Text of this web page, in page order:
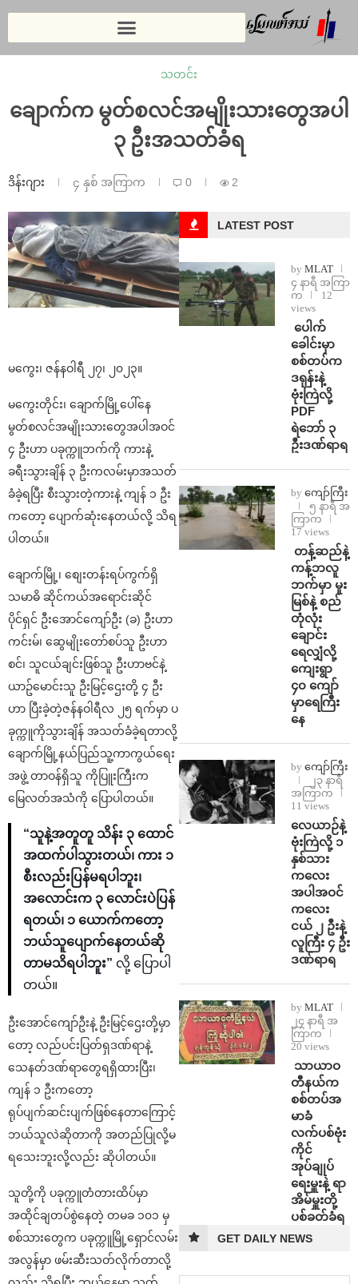
သတင်း
ချောက်က မွတ်စလင်အမျိုးသားတွေအပါ
၃ ဦးအသတ်ခံရ
ဒိန်းဂျား ၄ နှစ် အကြာက 0 2
မကွေး၊ ဇန်နဝါရီ ၂၇၊ ၂၀၂၃။
မကွေးတိုင်း၊ ချောက်မြို့ပေါ်နေ
မွတ်စလင်အမျိုးသားတွေအပါအဝင်
၄ ဦးဟာ ပခုက္ကူဘက်ကို ကားနဲ့
ခရီးသွားချိန် ၃ ဦးကလမ်းမှာအသတ်
ခံခဲ့ရပြီး စီးသွားတဲ့ကားနဲ့ ကျန် ၁ ဦး
ကတော့ ပျောက်ဆုံးနေတယ်လို့ သိရ
ပါတယ်။
ချောက်မြို့၊ စျေးတန်းရပ်ကွက်ရှိ
သမာဓိ ဆိုင်ကယ်အရောင်းဆိုင်
ပိုင်ရှင် ဦးအောင်ကျော်ဦး (ခ) ဦးဟာ
ကင်းမ်၊ ဆွေမျိုးတော်စပ်သူ ဦးဟာ
စင်၊ သူငယ်ချင်းဖြစ်သူ ဦးဟာဗင်နဲ့
ယာဥ်မောင်းသူ ဦးမြင့်ဌေးတို့ ၄ ဦး
ဟာ ပြီးခဲ့တဲ့ဇန်နဝါရီလ ၂၅ ရက်မှာ ပ
ခုက္ကူကိုသွားချိန် အသတ်ခံခဲ့ရတာလို့
ချောက်မြို့နယ်ပြည်သူ့ကာကွယ်‌ရေး
အဖွဲ့ တာဝန်ရှိသူ ကိုပြူးကြီးက
မြေလတ်အသံကို ပြောပါတယ်။
“သူနဲ့အတူတူ သိန်း ၃ ထောင်
အထက်ပါသွားတယ်၊ ကား ၁
စီးလည်းပြန်မရပါဘူး၊
အလောင်းက ၃ လောင်းပဲပြန်
ရတယ်၊ ၁ ယောက်ကတော့
ဘယ်သူပျောက်နေတယ်ဆို
တာမသိရပါဘူး” လို့ ပြောပါ
တယ်။
ဦးအောင်ကျော်ဦးနဲ့ ဦးမြင့်ဌေးတို့မှာ
တော့ လည်ပင်းပြတ်ရှဒဏ်ရာနဲ့
သေနတ်ဒဏ်ရာတွေရရှိထားပြီး၊
ကျန် ၁ ဦးကတော့
ရုပ်ပျက်ဆင်းပျက်ဖြစ်နေတာကြောင့်
ဘယ်သူလဲဆိုတာကို အတည်ပြုလို့မ
ရသေးဘူးလို့လည်း ဆိုပါတယ်။
သူတို့ကို ပခုက္ကူတံတားထိပ်မှာ
အထိုင်ချတပ်စွဲနေတဲ့ တမခ ၁၀၁ မှ
စစ်သားတွေက ပခုက္ကူမြို့ရှောင်လမ်း
အလွန်မှာ ဖမ်းဆီးသတ်လိုက်တာလို့
LATEST POST
by MLAT
၄ နာရီ အကြာ
က
12
views
⁩ ⁨ပေါက်
ခေါင်းမှာ
စစ်တပ်က
ဒရုန်းနဲ့
ဗုံးကြဲလို့
PDF
ရဲဘော် ၃
ဦးဒဏ်ရာရ
by ကျော်ကြီး
၅ နာရီ အ
ကြာက
17 views
⁩ ⁨တန့်ဆည်နဲ့
ကန့်ဘလူ
ဘက်မှာ မူး
မြစ်နဲ့ စည်
တုံလုံး
ချောင်း
ရေလျှံလို့
ကျေးရွာ
၄၀ ကျော်
မှာရေကြီး
နေ
by ကျော်ကြီး
၂၃ နာရီ
အကြာက
11 views
⁨လေယာဉ်နဲ့
ဗုံးကြဲလို့ ၁
နှစ်သား
ကလေး
အပါအဝင်
ကလေး
ငယ် ၂ ဦးနဲ့
လူကြီး ၄ ဦး
ဒဏ်ရာရ
by MLAT
၂၄ နာရီ အ
ကြာက
20 views
⁩ ⁨သာယာဝ
တီနယ်က
စစ်တပ်အ
မာခံ
လက်ပစ်ဗုံး
ကိုင်
အုပ်ချုပ်
ရေးမှူးနဲ့ ရာ
အိမ်မှူးတို့
ပစ်ခတ်ခံရ
GET DAILY NEWS